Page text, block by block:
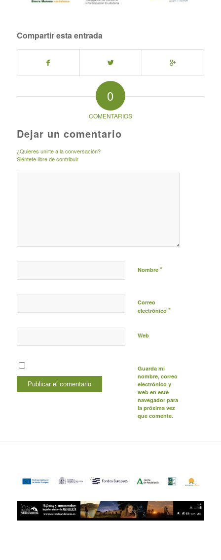
Compartir esta entrada
0
COMENTARIOS
Dejar un comentario
¿Quieres unirte a la conversación?
Siéntete libre de contribuir
Nombre *
Correo
electrónico *
Web
Guarda mi
nombre, correo
electrónico y
web en este
navegador para
la próxima vez
que comente.